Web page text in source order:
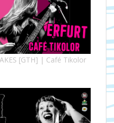
[GTH] | Café Tikolor